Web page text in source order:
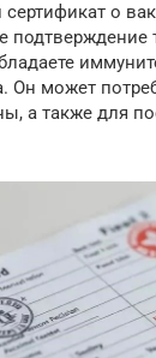
о
подтверждение
Он может
а также для